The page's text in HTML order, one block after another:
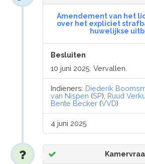
Amendement van het
over het expliciet
huwelijkse
Besluiten
10 juni 2025: Vervallen.
Indieners: Diederik
van Nispen (SP), Ruud
Bente Becker (VVD)
4 juni 2025